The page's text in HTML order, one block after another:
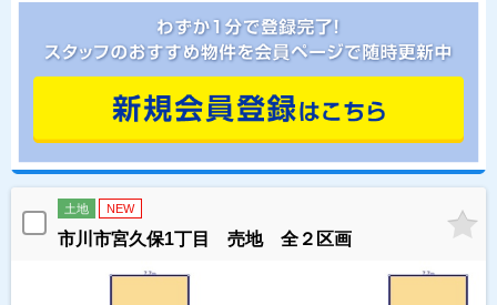
土地 NEW
市川市宮久保1丁目 売地 全２区画